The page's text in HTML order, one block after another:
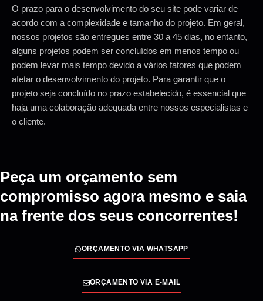
O prazo para o desenvolvimento do seu site pode variar de
acordo com a complexidade e tamanho do projeto. Em geral,
nossos projetos são entregues entre 30 a 45 dias, no entanto,
alguns projetos podem ser concluídos em menos tempo ou
podem levar mais tempo devido a vários fatores que podem
afetar o desenvolvimento do projeto. Para garantir que o
projeto seja concluído no prazo estabelecido, é essencial que
haja uma colaboração adequada entre nossos especialistas e
o cliente.
Peça um orçamento sem
compromisso agora mesmo e saia
na frente dos seus concorrentes!
ORÇAMENTO VIA WHATSAPP
ORÇAMENTO VIA E-MAIL